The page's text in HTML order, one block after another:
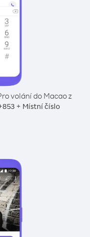
volání do Macao z
853+ Místní číslo